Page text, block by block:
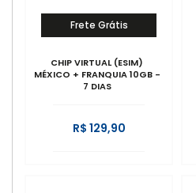
Frete Grátis
CHIP VIRTUAL (ESIM)
MÉXICO + FRANQUIA 10GB -
7 DIAS
R$ 129,90